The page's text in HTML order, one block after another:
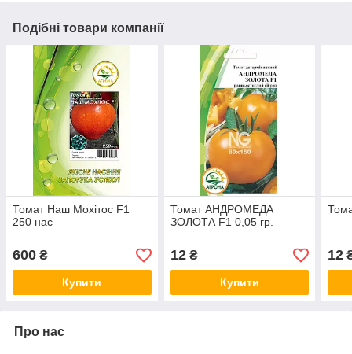
Подібні товари компанії
Томат Наш Мохітос F1
250 нас
600 ₴
Купити
Томат АНДРОМЕДА
ЗОЛОТА F1 0,05 гр.
12₴
Купити
12
Про нас